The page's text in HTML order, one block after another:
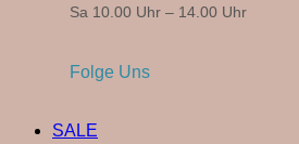
SALE
Sa 10.00 Uhr – 14.00 Uhr
Folge Uns